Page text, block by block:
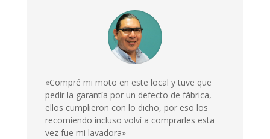
«Compré mi moto en este local y tuve que
pedir la garantía por un defecto de fábrica,
ellos cumplieron con lo dicho, por eso los
recomiendo incluso volví a comprarles esta
vez fue mi lavadora»